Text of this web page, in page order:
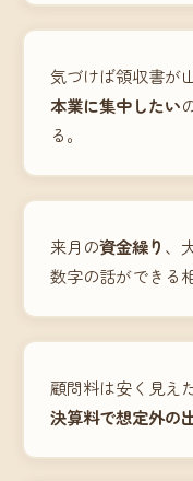
気づけば領収書が
本業に集中したい
る。
来月の資金繰り 、
数字の話ができる
顧問料は安く見え
決算料で想定外の